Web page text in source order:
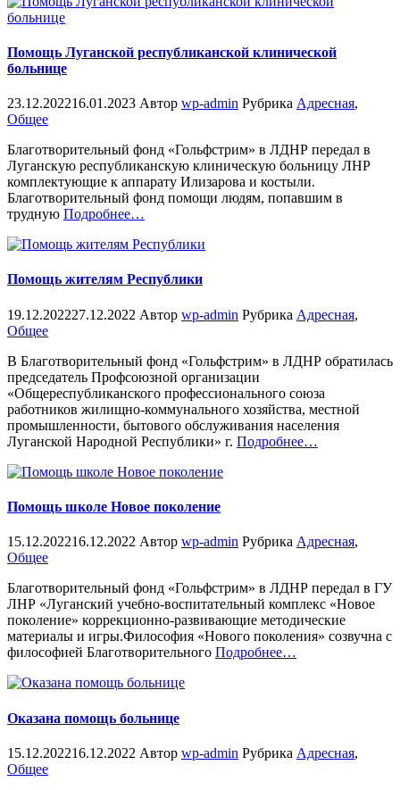
Помощь Луганской республиканской клинической
больнице
23.12.202216.01.2023 Автор wp-admin Рубрика Адресная,
Общее
Благотворительный фонд «Гольфстрим» в ЛДНР передал в
Луганскую республиканскую клиническую больницу ЛНР
комплектующие к аппарату Илизарова и костыли.
Благотворительный фонд помощи людям, попавшим в
трудную Подробнее«%s»
…
Помощь жителям Республики
19.12.202227.12.2022 Автор wp-admin Рубрика Адресная,
Общее
В Благотворительный фонд «Гольфстрим» в ЛДНР обратилась
председатель Профсоюзной организации
«Общереспубликанского профессионального союза
работников жилищно-коммунального хозяйства, местной
промышленности, бытового обслуживания населения
Луганской Народной Республики» г. Подробнее«%s»
…
Помощь школе Новое поколение
15.12.202216.12.2022 Автор wp-admin Рубрика Адресная,
Общее
Благотворительный фонд «Гольфстрим» в ЛДНР передал в ГУ
ЛНР «Луганский учебно-воспитательный комплекс «Новое
поколение» коррекционно-развивающие методические
материалы и игры.Философия «Нового поколения» созвучна с
философией Благотворительного Подробнее«%s»
…
Оказана помощь больнице
15.12.202216.12.2022 Автор wp-admin Рубрика Адресная,
Общее